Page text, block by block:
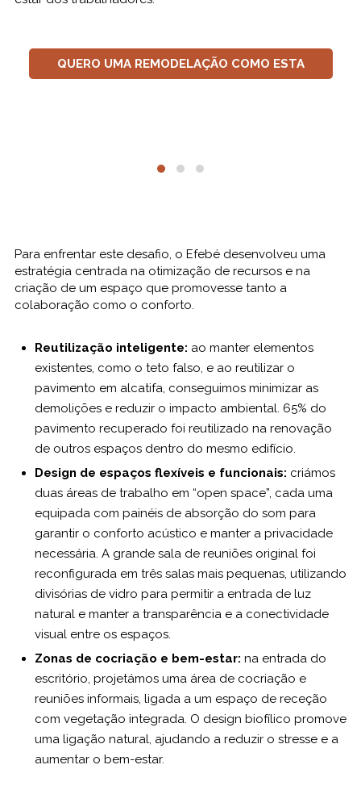
QUERO UMA REMODELAÇÃO COMO ESTA
Para enfrentar este desafio, o Efebé desenvolveu uma
estratégia centrada na otimização de recursos e na
criação de um espaço que promovesse tanto a
colaboração como o conforto.
Reutilização inteligente: ao manter elementos
existentes, como o teto falso, e ao reutilizar o
pavimento em alcatifa, conseguimos minimizar as
demolições e reduzir o impacto ambiental. 65% do
pavimento recuperado foi reutilizado na renovação
de outros espaços dentro do mesmo edifício.
Design de espaços flexíveis e funcionais: criámos
duas áreas de trabalho em “open space”, cada uma
equipada com painéis de absorção do som para
garantir o conforto acústico e manter a privacidade
necessária. A grande sala de reuniões original foi
reconfigurada em três salas mais pequenas, utilizando
divisórias de vidro para permitir a entrada de luz
natural e manter a transparência e a conectividade
visual entre os espaços.
Zonas de cocriação e bem-estar: na entrada do
escritório, projetámos uma área de cocriação e
reuniões informais, ligada a um espaço de receção
com vegetação integrada. O design biofílico promove
uma ligação natural, ajudando a reduzir o stresse e a
aumentar o bem-estar.